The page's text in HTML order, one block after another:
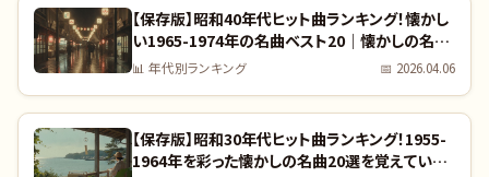
【保存版】昭和40年代ヒット曲ランキング！懐かし
い1965-1974年の名曲ベスト20｜懐かしの名曲
完全リスト
📊 年代別ランキング 📅 2026.04.06
【保存版】昭和30年代ヒット曲ランキング！1955-
1964年を彩った懐かしの名曲20選を覚えていま